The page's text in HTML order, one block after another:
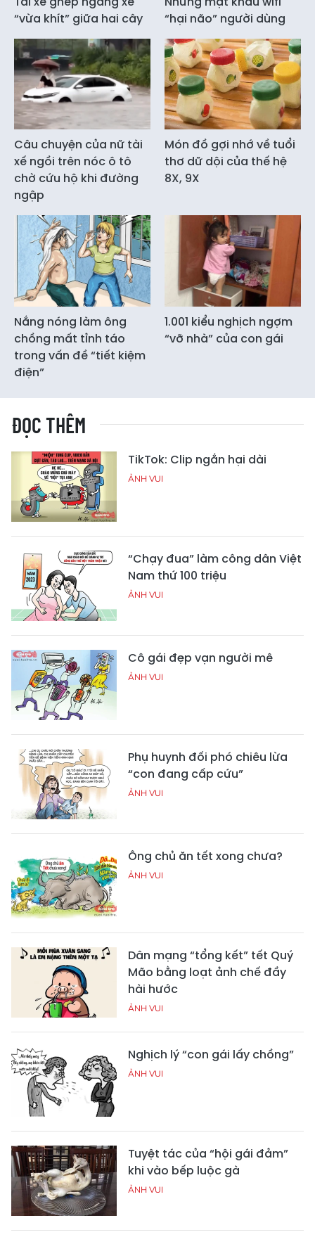
“vừa khít” giữa hai cây
“hại não” người dùng
Câu chuyện của nữ tài
xế ngồi trên nóc ô tô
chờ cứu hộ khi đường
ngập
Món đồ gợi nhớ về tuổi
thơ dữ dội của thế hệ
8X, 9X
Nắng nóng làm ông
chồng mất tỉnh táo
trong vấn đề “tiết kiệm
điện”
1.001 kiểu nghịch ngợm
“vỡ nhà” của con gái
ĐỌC THÊM
TikTok: Clip ngắn hại dài
ẢNH VUI
“Chạy đua” làm công dân Việt
Nam thứ 100 triệu
ẢNH VUI
Cô gái đẹp vạn người mê
ẢNH VUI
Phụ huynh đối phó chiêu lừa
“con đang cấp cứu”
ẢNH VUI
Ông chủ ăn tết xong chưa?
ẢNH VUI
Dân mạng “tổng kết” tết Quý
Mão bằng loạt ảnh chế đầy
hài hước
ẢNH VUI
Nghịch lý “con gái lấy chồng”
ẢNH VUI
Tuyệt tác của “hội gái đảm”
khi vào bếp luộc gà
ẢNH VUI